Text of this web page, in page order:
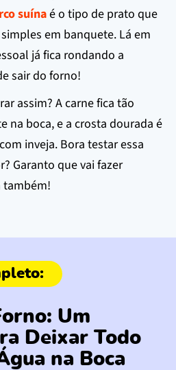
suínaé o tipo de prato que
em banquete. Lá em
já fica rondando a
sair do forno!
assim? A carne fica tão
na boca, e a crosta dourada é
inveja. Bora testar essa
Garanto que vai fazer
também!
Um
Deixar Todo
na Boca